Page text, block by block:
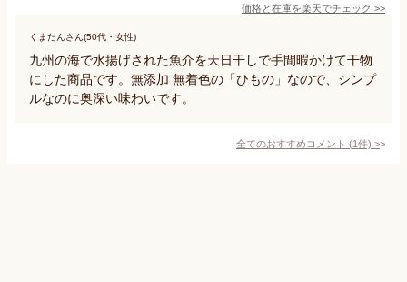
価格と在庫を楽天でチェック >>
くまたんさん(50代・女性)
九州の海で水揚げされた魚介を天日干しで手間暇かけて干物
にした商品です。無添加 無着色の「ひもの」なので、シンプ
ルなのに奥深い味わいです。
全てのおすすめコメント (1件) >